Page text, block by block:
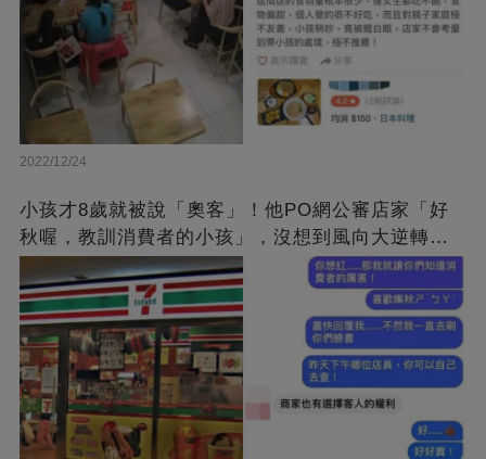
2022/12/24
小孩才8歲就被說「奧客」！他PO網公審店家「好
秋喔，教訓消費者的小孩」，沒想到風向大逆轉，
網友嗨：好精彩！